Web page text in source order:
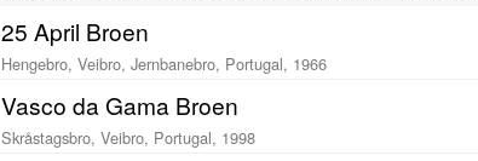
25 April Broen
Hengebro, Veibro, Jernbanebro, Portugal, 1966
Vasco da Gama Broen
Skråstagsbro, Veibro, Portugal, 1998